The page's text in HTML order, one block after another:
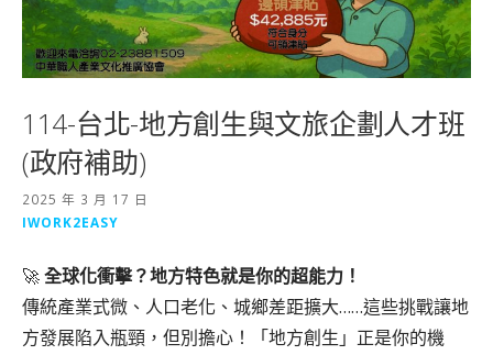
114-台北-地方創生與文旅企劃人才班
(政府補助)
2025 年 3 月 17 日
IWORK2EASY
🚀全球化衝擊？地方特色就是你的超能力！
傳統產業式微、人口老化、城鄉差距擴大……這些挑戰讓地
方發展陷入瓶頸，但別擔心！「地方創生」正是你的機